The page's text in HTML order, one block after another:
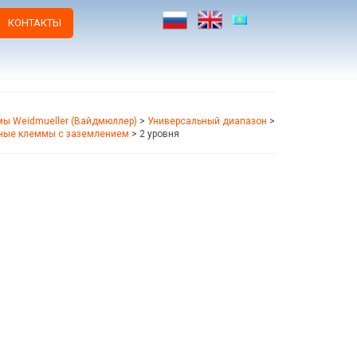
КОНТАКТЫ
Weidmueller (Вайдмюллер) > Универсальный диапазон >
клеммы с заземлением > 2 уровня